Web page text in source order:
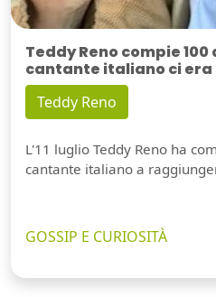
Teddy Reno compie 100
cantante italiano ci
Teddy Reno
L'11 luglio Teddy Reno ha
cantante italiano a
GOSSIP E CURIOSITÀ